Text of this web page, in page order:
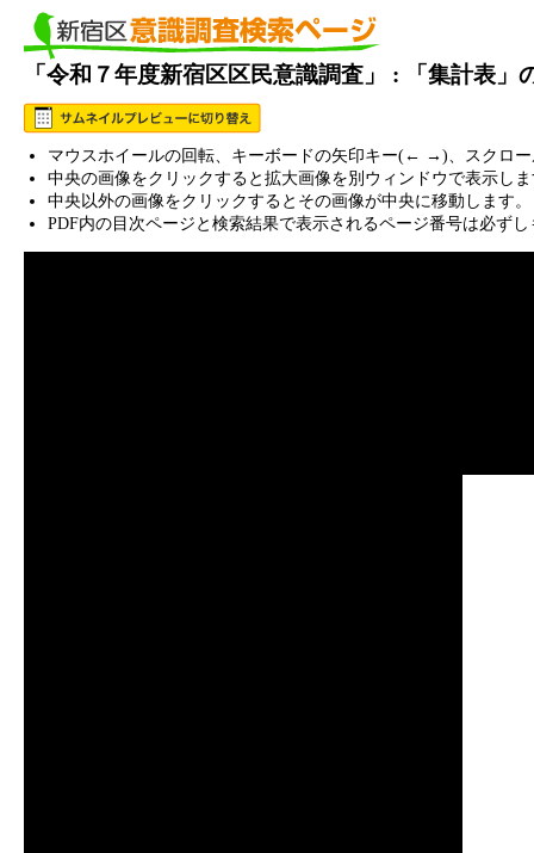
「令和７年度新宿区区民意識調査」 : 「集計表」
マウスホイールの回転、キーボードの矢印キー(← →)、スクロ
中央の画像をクリックすると拡大画像を別ウィンドウで表示し
中央以外の画像をクリックするとその画像が中央に移動します。
PDF内の目次ページと検索結果で表示されるページ番号は必ず